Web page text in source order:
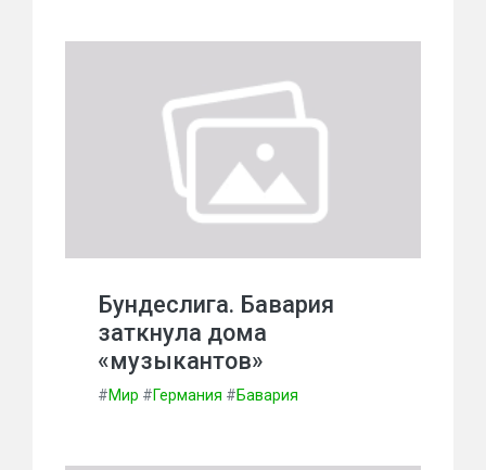
Бундеслига. Бавария
заткнула дома
«музыкантов»
#Мир #Германия #Бавария